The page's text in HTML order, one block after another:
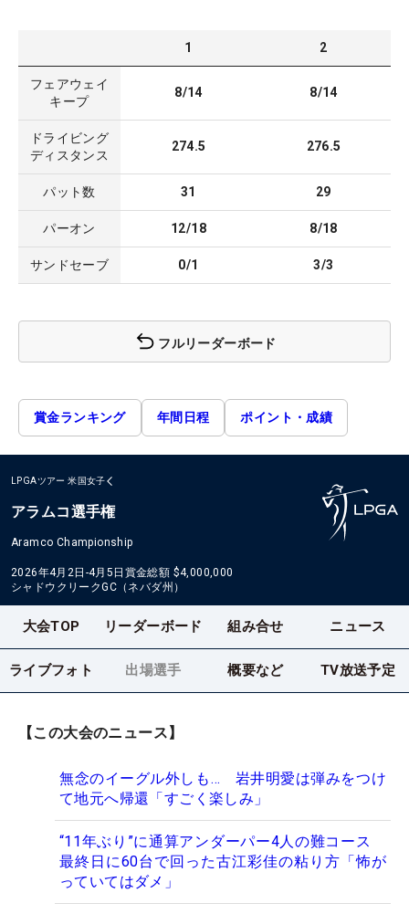
1 2
フェアウェイ
キープ
8/14 8/14
ドライビング
ディスタンス
274.5 276.5
パット数 31 29
パーオン 12/18 8/18
サンドセーブ 0/1 3/3
フルリーダーボード
賞金ランキング 年間日程 ポイント・成績
LPGAツアー 米国女子
アラムコ選手権
Aramco Championship
2026年4月2日-4月5日 賞金総額 $4,000,000
シャドウクリークGC（ネバダ州）
大会TOP リーダーボード 組み合せ ニュース
ライブフォト 出場選手 概要など TV放送予定
【この大会のニュース】
無念のイーグル外しも… 岩井明愛は弾みをつけ
て地元へ帰還「すごく楽しみ」
“11年ぶり”に通算アンダーパー4人の難コース
最終日に60台で回った古江彩佳の粘り方「怖が
っていてはダメ」